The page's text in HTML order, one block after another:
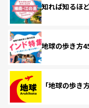
知れば知るほ
地球の歩き方
「地球の歩き